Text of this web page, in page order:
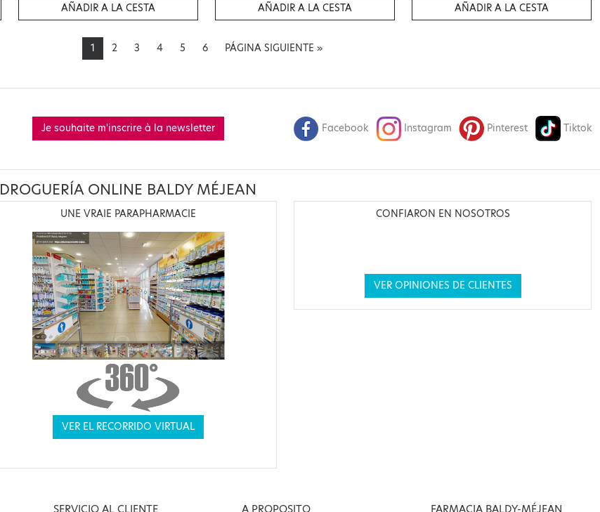
AÑADIR A LA CESTA AÑADIR A LA CESTA AÑADIR A LA CESTA
1 2 3 4 5 6 PÁGINA SIGUIENTE »
Je souhaite m'inscrire à la newsletter Facebook Instagram Pinterest Tiktok
DROGUERÍA ONLINE BALDY MÉJEAN
UNE VRAIE PARAPHARMACIE
VER EL RECORRIDO VIRTUAL
CONFIARON EN NOSOTROS
VER OPINIONES DE CLIENTES
SERVICIO AL CLIENTE A PROPOSITO FARMACIA BALDY-MÉJEAN